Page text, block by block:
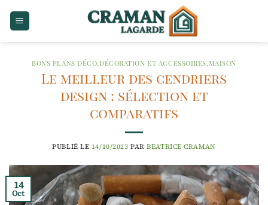
BONS PLANS DÉCO,DÉCORATION ET ACCESSOIRES,MAISON
Le meilleur des cendriers
design : sélection et
comparatifs
PUBLIÉ LE 14/10/2023 PARBEATRICE CRAMAN
14
Oct